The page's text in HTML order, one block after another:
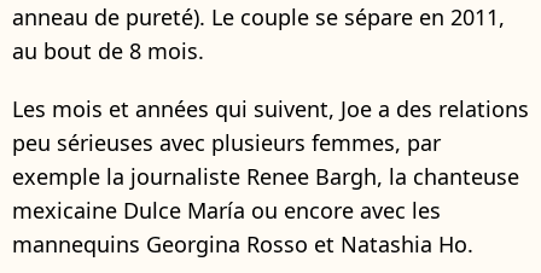
anneau de pureté). Le couple se sépare en 2011,
au bout de 8 mois.
Les mois et années qui suivent, Joe a des relations
peu sérieuses avec plusieurs femmes, par
exemple la journaliste Renee Bargh, la chanteuse
mexicaine Dulce María ou encore avec les
mannequins Georgina Rosso et Natashia Ho.